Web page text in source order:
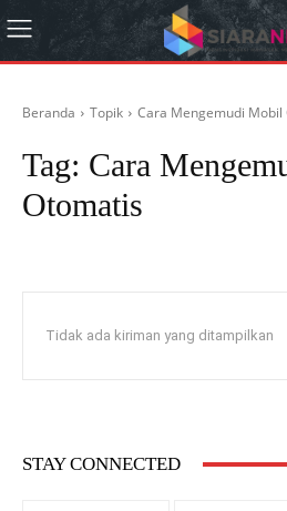
Beranda Topik Cara Mengemudi Mobil
Tag: Cara
Otomatis
Tidak ada kiriman yang ditampilkan
STAY CONNECTED